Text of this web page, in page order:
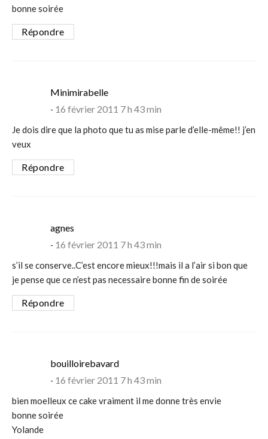
bonne soirée
Répondre
Minimirabellesays:
16 février 2011 7 h 43 min
Je dois dire que la photo que tu as mise parle d’elle-même!! j’en
veux
Répondre
agnes
16 février 2011 7 h 43 min
s’il se conserve..C’est encore mieux!!!mais il a l’air si bon que
je pense que ce n’est pas necessaire bonne fin de soirée
Répondre
bouilloirebavardsays:
16 février 2011 7 h 43 min
bien moelleux ce cake vraiment il me donne très envie
bonne soirée
Yolande